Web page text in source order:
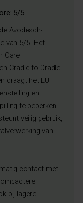
5/5.
Avodesch-
van 5/5. Het
Care
Cradle to Cradle
draagt het EU
en
te beperken.
veilig gebruik,
van
contact met
bij lagere